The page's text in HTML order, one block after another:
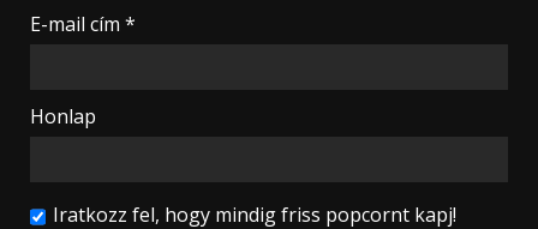
E-mail cím *
Honlap
Iratkozz fel, hogy mindig friss popcornt kapj!